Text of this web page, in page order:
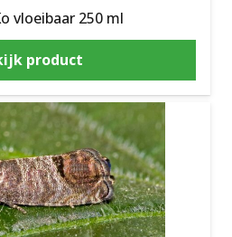
vloeibaar 250 ml
product